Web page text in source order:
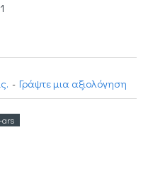
- Γράψτε μια αξιολόγηση
ars